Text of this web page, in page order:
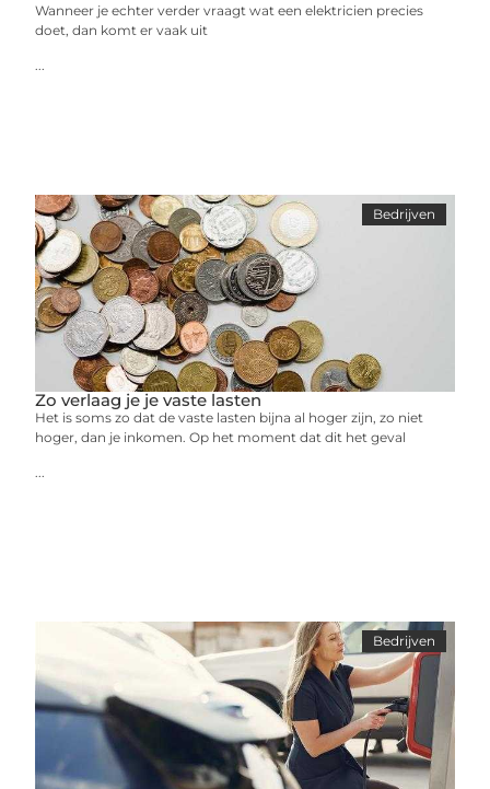
Wanneer je echter verder vraagt wat een elektricien precies
doet, dan komt er vaak uit
...
Bedrijven
Zo verlaag je je vaste lasten
Het is soms zo dat de vaste lasten bijna al hoger zijn, zo niet
hoger, dan je inkomen. Op het moment dat dit het geval
...
Bedrijven